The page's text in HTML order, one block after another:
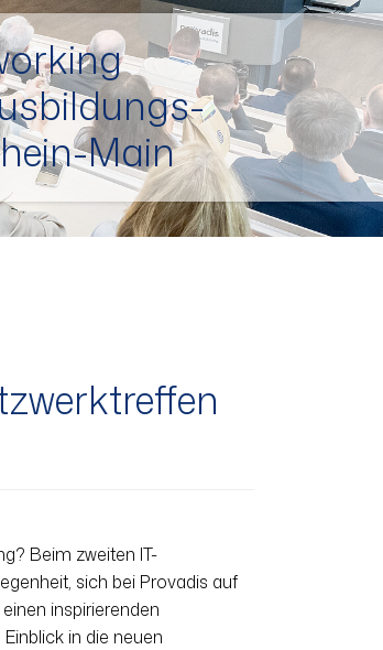
Main
Beim zweiten IT-
sich bei Provadis auf
inspirierenden
in die neuen